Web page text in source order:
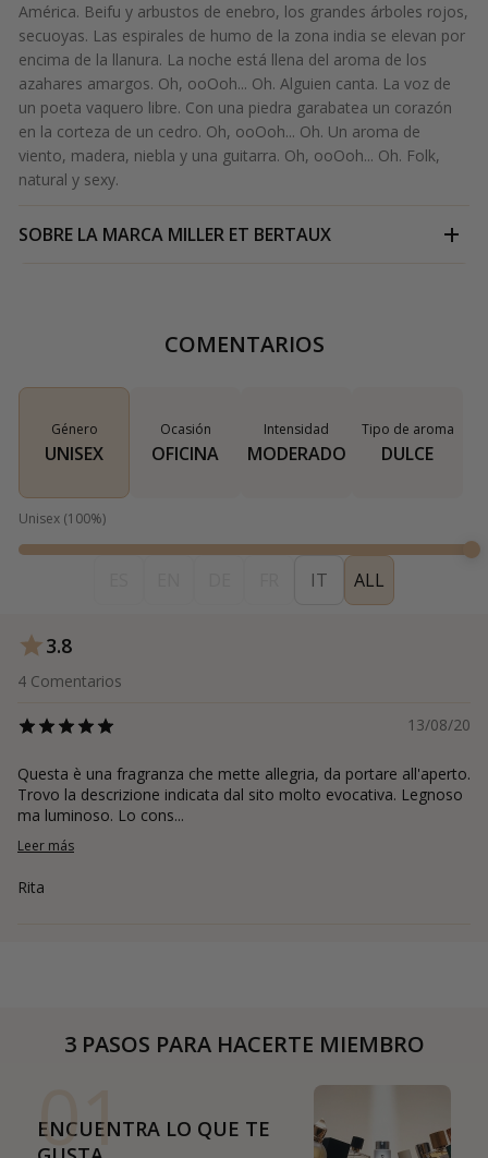
América. Beifu y arbustos de enebro, los grandes árboles rojos,
secuoyas. Las espirales de humo de la zona india se elevan por
encima de la llanura. La noche está llena del aroma de los
azahares amargos. Oh, ooOoh... Oh. Alguien canta. La voz de
un poeta vaquero libre. Con una piedra garabatea un corazón
en la corteza de un cedro. Oh, ooOoh... Oh. Un aroma de
viento, madera, niebla y una guitarra. Oh, ooOoh... Oh. Folk,
natural y sexy.
SOBRE LA MARCA MILLER ET BERTAUX
COMENTARIOS
Género
UNISEX
Ocasión
OFICINA
Intensidad
MODERADO
Tipo de aroma
DULCE
Unisex (100%)
IT ALL
3.8
4 Comentarios
13/08/20
Questa è una fragranza che mette allegria, da portare all'aperto.
Trovo la descrizione indicata dal sito molto evocativa. Legnoso
ma luminoso. Lo cons...
Leer más
Rita
3 PASOS PARA HACERTE MIEMBRO
01
ENCUENTRA LO QUE TE